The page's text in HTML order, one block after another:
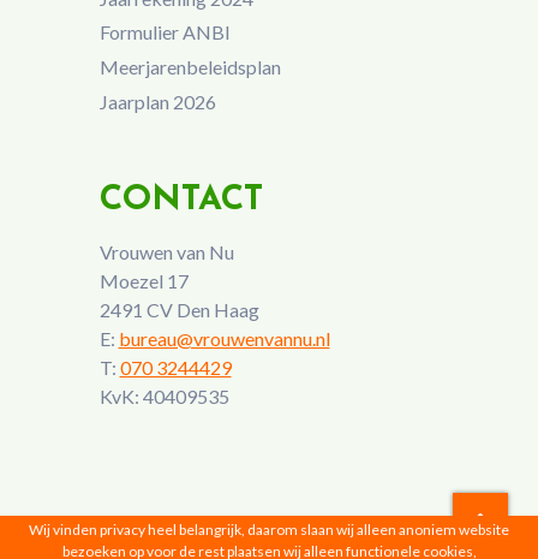
Formulier ANBI
Meerjarenbeleidsplan
Jaarplan 2026
CONTACT
Vrouwen van Nu
Moezel 17
2491 CV Den Haag
E: bureau@vrouwenvannu.nl
T: 070 3244429
KvK: 40409535
Wij vinden privacy heel belangrijk, daarom slaan wij alleen anoniem website
bezoeken op voor de rest plaatsen wij alleen functionele cookies,